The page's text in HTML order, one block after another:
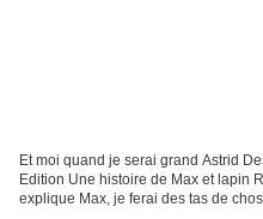
Et moi quand je serai grand Astrid
Edition Une histoire de Max et lapin
explique Max, je ferai des tas de